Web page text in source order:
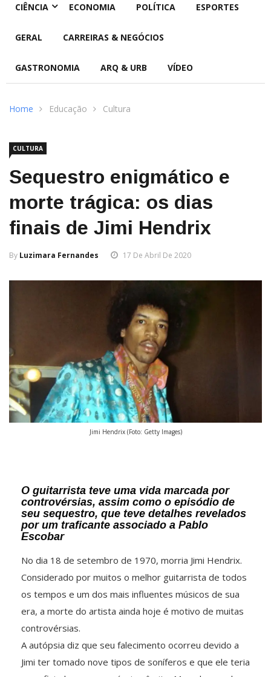
CIÊNCIA ECONOMIA POLÍTICA ESPORTES
GERAL CARREIRAS & NEGÓCIOS
GASTRONOMIA ARQ & URB VÍDEO
Home Educação Cultura
CULTURA
Sequestro enigmático e
morte trágica: os dias
finais de Jimi Hendrix
By Luzimara Fernandes 17 De Abril De 2020
Jimi Hendrix (Foto: Getty Images)
O guitarrista teve uma vida marcada por
controvérsias, assim como o episódio de
seu sequestro, que teve detalhes revelados
por um traficante associado a Pablo
Escobar
No dia 18 de setembro de 1970, morria Jimi Hendrix.
Considerado por muitos o melhor guitarrista de todos
os tempos e um dos mais influentes músicos de sua
era, a morte do artista ainda hoje é motivo de muitas
controvérsias.
A autópsia diz que seu falecimento ocorreu devido a
Jimi ter tomado nove tipos de soníferos e que ele teria